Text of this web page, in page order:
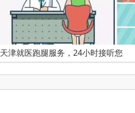
天津就医跑腿服务，24小时接听您